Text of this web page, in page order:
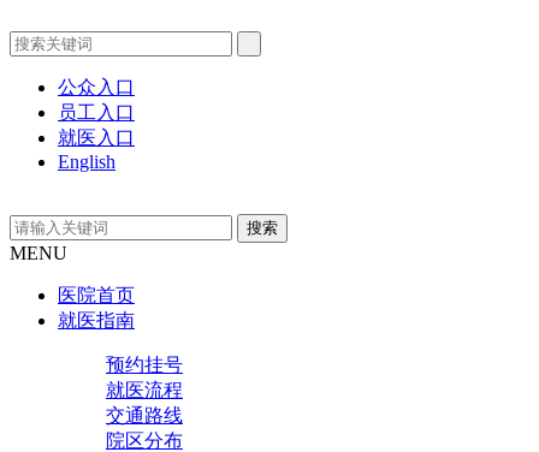
公众入口
员工入口
就医入口
English
MENU
医院首页
就医指南
预约挂号
就医流程
交通路线
院区分布